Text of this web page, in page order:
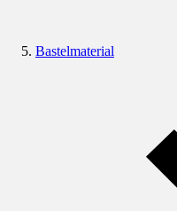
Bastelmaterial